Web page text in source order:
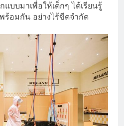
บบมาเพื่อให้เด็กๆ ได้เรียนรู้
อมกัน อย่างไร้ขีดจำกัด